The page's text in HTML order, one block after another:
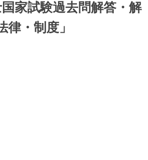
家試験過去問解答・解
・制度」